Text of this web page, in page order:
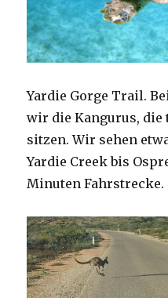
Yardie Gorge Trail.
wir die Kangurus, die
sitzen. Wir sehen
Yardie Creek bis
Minuten Fahrstrecke.